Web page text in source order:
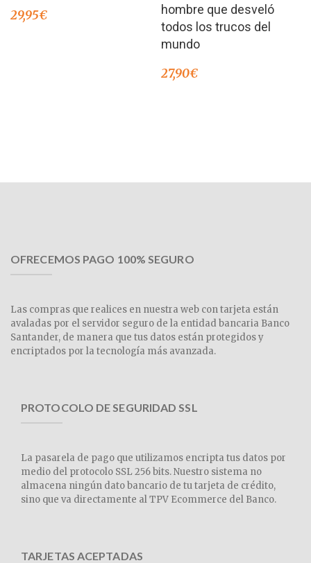
29,95€
hombre que desveló
todos los trucos del
mundo
27,90€
OFRECEMOS PAGO 100% SEGURO
Las compras que realices en nuestra web con tarjeta están
avaladas por el servidor seguro de la entidad bancaria Banco
Santander, de manera que tus datos están protegidos y
encriptados por la tecnología más avanzada.
PROTOCOLO DE SEGURIDAD SSL
La pasarela de pago que utilizamos encripta tus datos por
medio del protocolo SSL 256 bits. Nuestro sistema no
almacena ningún dato bancario de tu tarjeta de crédito,
sino que va directamente al TPV Ecommerce del Banco.
TARJETAS ACEPTADAS